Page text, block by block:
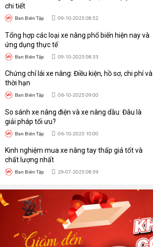
chi tiết
Ban Biên Tập 09-10-2025 08:52
Tổng hợp các loại xe nâng phổ biến hiện nay và
ứng dụng thực tế
Ban Biên Tập 09-10-2025 08:33
Chứng chỉ lái xe nâng: Điều kiện, hồ sơ, chi phí và
thời hạn
Ban Biên Tập 06-10-2025 09:00
So sánh xe nâng điện và xe nâng dầu: Đâu là
giải pháp tối ưu?
Ban Biên Tập 06-10-2025 10:00
Kinh nghiệm mua xe nâng tay thấp giá tốt và
chất lượng nhất
Ban Biên Tập 29-07-2025 08:59